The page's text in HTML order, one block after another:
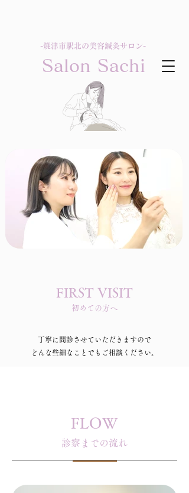
Salon Sachi
-​焼津市駅北の美容鍼灸サロン-
FIRST VISIT
初めての方へ
丁寧に問診させていただきますので
どんな些細なことでも​ご相談ください。
FLOW
診察までの流れ